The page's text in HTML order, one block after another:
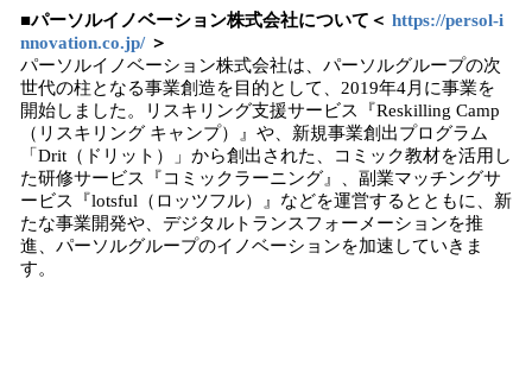
■パーソルイノベーション株式会社について＜ https://persol-i
nnovation.co.jp/＞
パーソルイノベーション株式会社は、パーソルグループの次
世代の柱となる事業創造を目的として、2019年4月に事業を
開始しました。リスキリング支援サービス『Reskilling Camp
（リスキリング キャンプ）』や、新規事業創出プログラム
「Drit（ドリット）」から創出された、コミック教材を活用し
た研修サービス『コミックラーニング』、副業マッチングサ
ービス『lotsful（ロッツフル）』などを運営するとともに、新
たな事業開発や、デジタルトランスフォーメーションを推
進、パーソルグループのイノベーションを加速していきま
す。